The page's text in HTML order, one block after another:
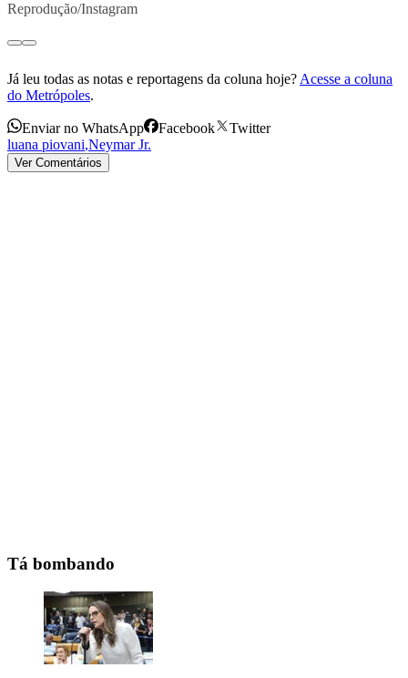
Reprodução/Instagram
Já leu todas as notas e reportagens da coluna hoje?Acesse a coluna
do Metrópoles.
Enviar no WhatsApp Facebook
Twitter
luana piovani,Neymar Jr.
Ver Comentários
Tá bombando